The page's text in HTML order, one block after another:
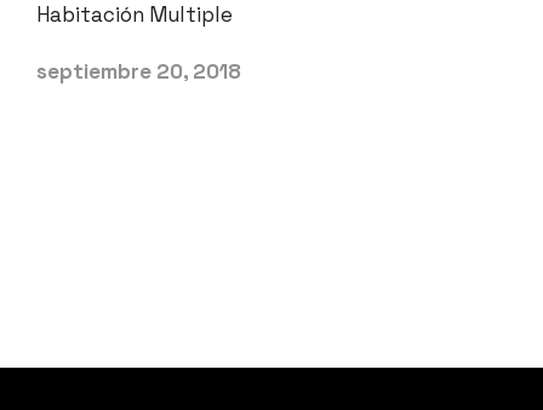
Habitación Multiple
septiembre 20, 2018